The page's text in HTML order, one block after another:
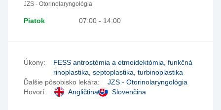
JZS - Otorinolaryngológia
Piatok 07:00 - 14:00
Úkony:
FESS antrostómia a etmoidektómia, funkčná
rinoplastika, septoplastika, turbinoplastika
Ďalšie pôsobisko lekára:
JZS - Otorinolaryngológia
Hovorí:
Angličtina Slovenčina